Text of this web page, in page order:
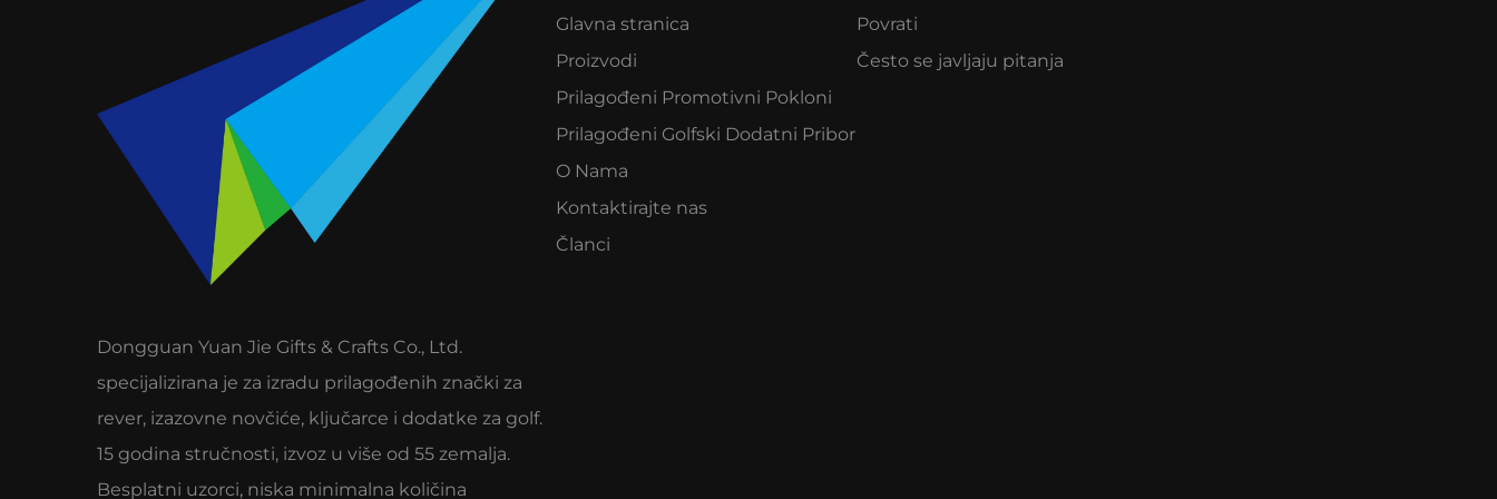
Dongguan Yuan Jie Gifts & Crafts Co., Ltd.
specijalizirana je za izradu prilagođenih znački za
rever, izazovne novčiće, ključarce i dodatke za golf.
15 godina stručnosti, izvoz u više od 55 zemalja.
Besplatni uzorci, niska minimalna količina
Glavna stranica
Proizvodi
Prilagođeni Promotivni Pokloni
Prilagođeni Golfski Dodatni Pribor
O Nama
Kontaktirajte nas
Članci
Povrati
Često se javljaju pitanja